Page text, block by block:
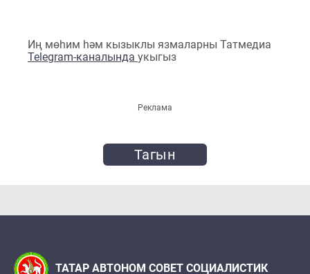
Иң мөһим һәм кызыклы язмаларны Татмедиа
Telegram-каналында укыгыз
Реклама
Тагын
ТАТАР АВТОНОМ СОВЕТ СОЦИАЛИСТИК